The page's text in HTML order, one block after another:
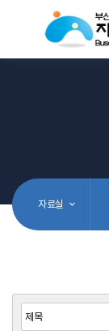
자료실